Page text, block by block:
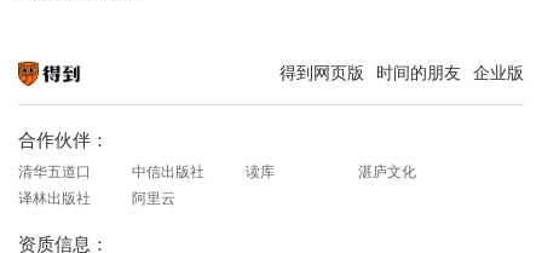
得到网页版 时间的朋友 企业版
合作伙伴：
清华五道口 中信出版社 读库
湛庐文化
译林出版社
阿里云
资质信息：